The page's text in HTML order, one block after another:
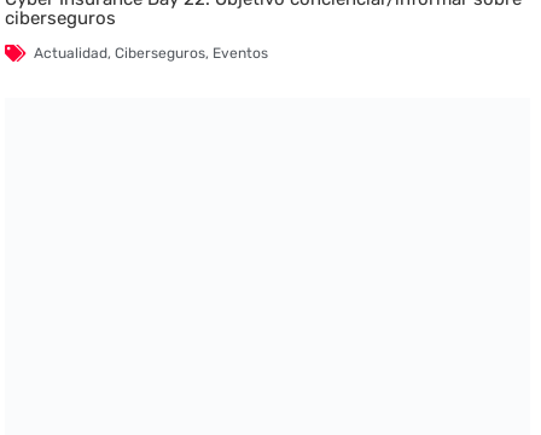
ciberseguros
Actualidad,Ciberseguros, Eventos